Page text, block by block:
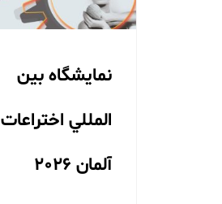
نمایشگاه بين
المللي اختراعات
آلمان 2026